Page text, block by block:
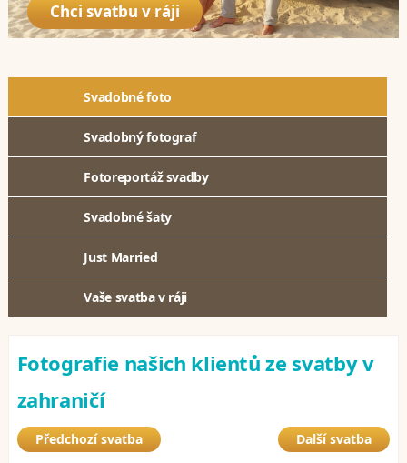
Chci svatbu v ráji
Svadobné foto
Svadobný fotograf
Fotoreportáž svadby
Svadobné šaty
Just Married
Vaše svatba v ráji
Fotografie našich klientů ze svatby v
zahraničí
Předchozí svatba Další svatba